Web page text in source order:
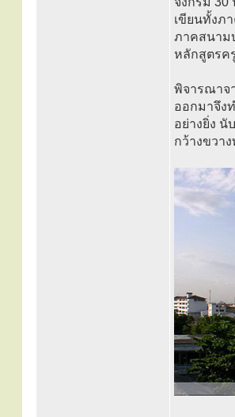
เขียนทั้งภ
ภาคสนาม
หลักสูตรค
พิจารณาจ
ออกมาจึง
อย่างยิ่ง
กว้างขวา